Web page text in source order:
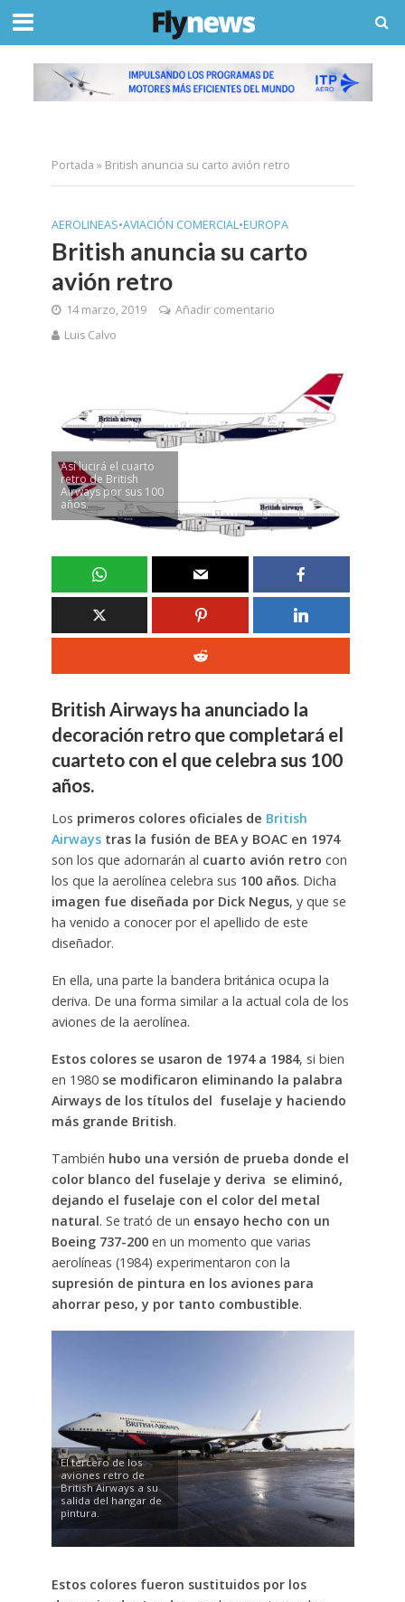
Portada » British anuncia su carto avión retro
AEROLINEAS•AVIACIÓN COMERCIAL•EUROPA
British anuncia su carto
avión retro
14 marzo, 2019
Añadir comentario
Luis Calvo
Así lucirá el cuarto
retro de British
Airways por sus 100
años.
British Airways ha anunciado la
decoración retro que completará el
cuarteto con el que celebra sus 100
años.
Los primeros colores oficiales de British
Airwaystras la fusión de BEA y BOAC en 1974
son los que adornarán al cuarto avión retro con
los que la aerolínea celebra sus 100 años. Dicha
imagen fue diseñada por Dick Negus, y que se
ha venido a conocer por el apellido de este
diseñador.
En ella, una parte la bandera británica ocupa la
deriva. De una forma similar a la actual cola de los
aviones de la aerolínea.
Estos colores se usaron de 1974 a 1984, si bien
en 1980 se modificaron eliminando la palabra
Airways de los títulos del fuselaje y haciendo
más grande British.
También hubo una versión de prueba donde el
color blanco del fuselaje y deriva se eliminó,
dejando el fuselaje con el color del metal
natural. Se trató de un ensayo hecho con un
Boeing 737-200en un momento que varias
aerolíneas (1984) experimentaron con la
supresión de pintura en los aviones para
ahorrar peso, y por tanto combustible.
El tercero de los
aviones retro de
British Airways a su
salida del hangar de
pintura.
Estos colores fueron sustituidos por los